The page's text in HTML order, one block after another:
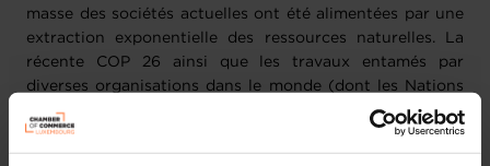
masse des sociétés actuelles ont été alimentées par une
extraction exponentielle des ressources naturelles. La
récente COP 26 ainsi que les travaux entamés par
diverses organisations dans le monde (dont les Nations
unies pour l’environnement - PNUE) montrent que ce
rythme ne sera bientôt plus soutenable : l’Humanité
consomme plus de ressources naturelles que la Terre ne